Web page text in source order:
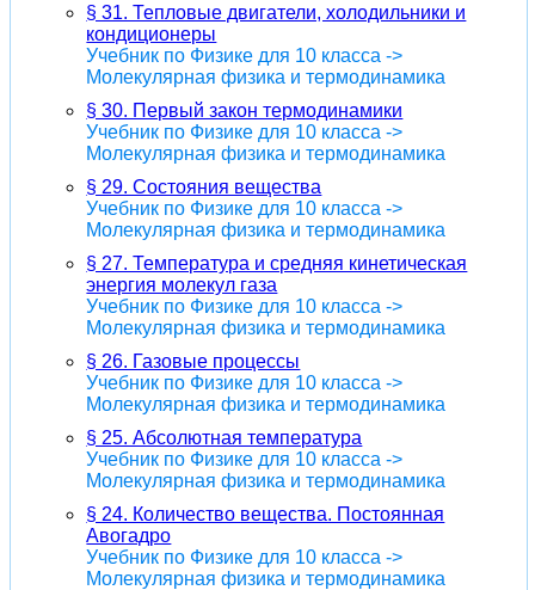
§ 31. Тепловые двигатели, холодильники и
кондиционеры
Учебник по Физике для 10 класса ->
Молекулярная физика и термодинамика
§ 30. Первый закон термодинамики
Учебник по Физике для 10 класса ->
Молекулярная физика и термодинамика
§ 29. Состояния вещества
Учебник по Физике для 10 класса ->
Молекулярная физика и термодинамика
§ 27. Температура и средняя кинетическая
энергия молекул газа
Учебник по Физике для 10 класса ->
Молекулярная физика и термодинамика
§ 26. Газовые процессы
Учебник по Физике для 10 класса ->
Молекулярная физика и термодинамика
§ 25. Абсолютная температура
Учебник по Физике для 10 класса ->
Молекулярная физика и термодинамика
§ 24. Количество вещества. Постоянная
Авогадро
Учебник по Физике для 10 класса ->
Молекулярная физика и термодинамика